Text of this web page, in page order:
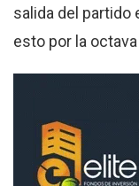
salida del partido
esto por la